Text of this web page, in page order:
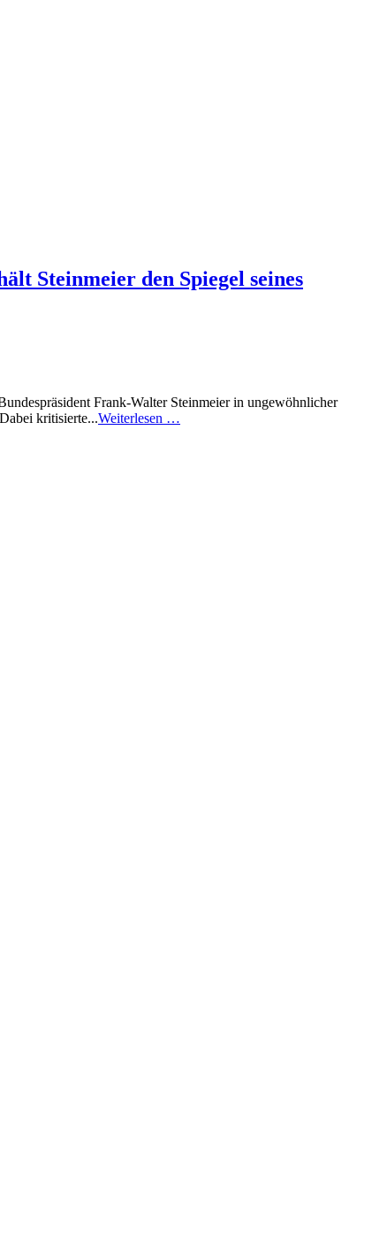
Steinmeier den Spiegel seines
Frank-Walter Steinmeier in ungewöhnlicher
kritisierte...Weiterlesen …